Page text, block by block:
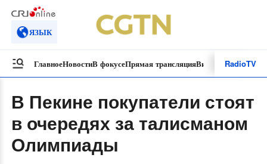
ЯЗЫК
ГлавноеНовостиВ фокусеПрямая трансляцияВидеоролики
RadioTV
В Пекине покупатели стоят
в очередях за талисманом
Олимпиады